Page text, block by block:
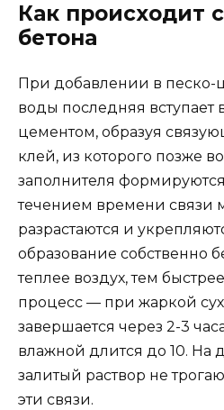
Как происходит
бетона
При добавлении в песко-
воды последняя вступает
цементом, образуя
клей, из которого позже
заполнителя
течением времени связи
разрастаются и
образование собственно
теплее воздух, тем
процесс — при жаркой
завершается через 2-3
влажной длится до 10. На
залитый раствор не
эти связи.